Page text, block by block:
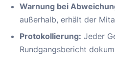
Warnung bei
außerhalb, erhält der
Protokollierung: Jeder
Rundgangsbericht